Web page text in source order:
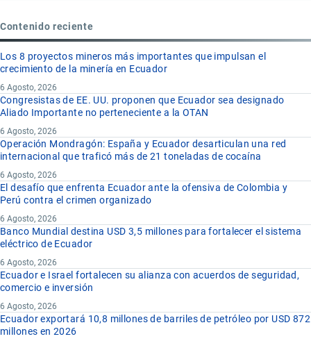
Contenido reciente
Los 8 proyectos mineros más importantes que impulsan el
crecimiento de la minería en Ecuador
6 Agosto, 2026
Congresistas de EE. UU. proponen que Ecuador sea designado
Aliado Importante no perteneciente a la OTAN
6 Agosto, 2026
Operación Mondragón: España y Ecuador desarticulan una red
internacional que traficó más de 21 toneladas de cocaína
6 Agosto, 2026
El desafío que enfrenta Ecuador ante la ofensiva de Colombia y
Perú contra el crimen organizado
6 Agosto, 2026
Banco Mundial destina USD 3,5 millones para fortalecer el sistema
eléctrico de Ecuador
6 Agosto, 2026
Ecuador e Israel fortalecen su alianza con acuerdos de seguridad,
comercio e inversión
6 Agosto, 2026
Ecuador exportará 10,8 millones de barriles de petróleo por USD 872
millones en 2026